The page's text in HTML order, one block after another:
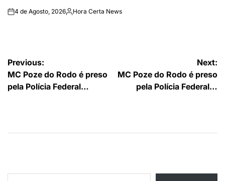
on4 de Agosto, 2026Publicado
Hora Certa News
Navegação
de
Previous:
MC Poze do Rodo é preso
pela Polícia Federal…
Next:
MC Poze do Rodo é preso
pela Polícia Federal…
Type your email…